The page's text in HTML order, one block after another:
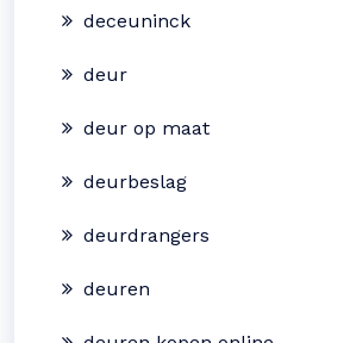
deceuninck
deur
deur op maat
deurbeslag
deurdrangers
deuren